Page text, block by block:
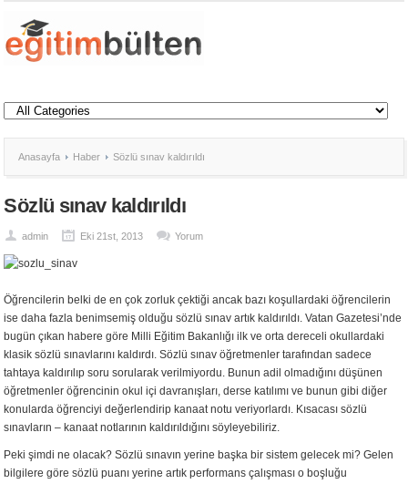
Anasayfa Haber Sözlü sınav kaldırıldı
Sözlü sınav kaldırıldı
admin Eki 21st, 2013 Yorum
Öğrencilerin belki de en çok zorluk çektiği ancak bazı koşullardaki öğrencilerin
ise daha fazla benimsemiş olduğu sözlü sınav artık kaldırıldı. Vatan Gazetesi’nde
bugün çıkan habere göre Milli Eğitim Bakanlığı ilk ve orta dereceli okullardaki
klasik sözlü sınavlarını kaldırdı. Sözlü sınav öğretmenler tarafından sadece
tahtaya kaldırılıp soru sorularak verilmiyordu. Bunun adil olmadığını düşünen
öğretmenler öğrencinin okul içi davranışları, derse katılımı ve bunun gibi diğer
konularda öğrenciyi değerlendirip kanaat notu veriyorlardı. Kısacası sözlü
sınavların – kanaat notlarının kaldırıldığını söyleyebiliriz.
Peki şimdi ne olacak? Sözlü sınavın yerine başka bir sistem gelecek mi? Gelen
bilgilere göre sözlü puanı yerine artık performans çalışması o boşluğu